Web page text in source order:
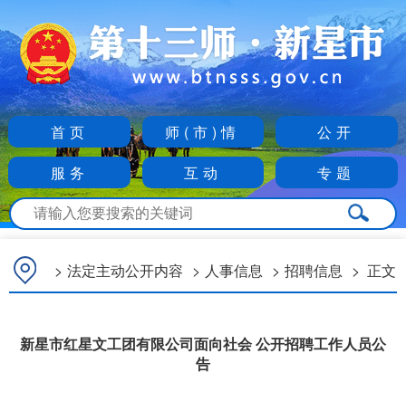
首页 师(市)情
公开
服务
互动 专题
> 法定主动公开内容 > 人事信息 > 招聘信息 > 正文
新星市红星文工团有限公司面向社会 公开招聘工作人员公
告